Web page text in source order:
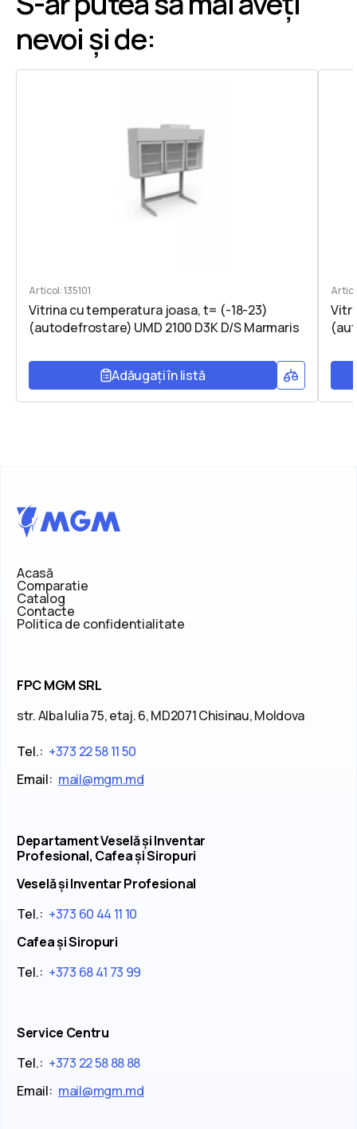
nevoi și de:
Articol: 135101
Vitrina cu temperatura joasa, t= (-18-23)
(autodefrostare) UMD 2100 D3K D/S Marmaris
Adăugați în listă
Acasă
Comparatie
Catalog
Contacte
Politica de confidentialitate
FPC MGM SRL
str. Alba Iulia 75, etaj. 6, MD2071 Chisinau, Moldova
Tel.: +373 22 58 11 50
Email: mail@mgm.md
Departament Veselă și Inventar
Profesional, Cafea și Siropuri
Veselă și Inventar Profesional
Tel.: +373 60 44 11 10
Cafea și Siropuri
Tel.: +373 68 41 73 99
Service Centru
Tel.: +373 22 58 88 88
Email: mail@mgm.md